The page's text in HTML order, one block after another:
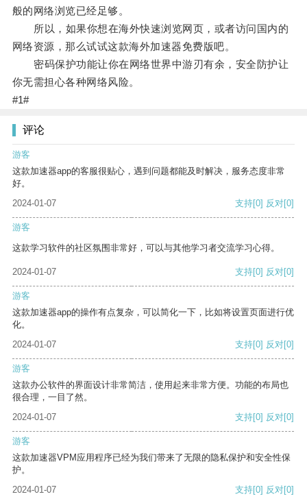
般的网络浏览已经足够。
所以，如果你想在海外快速浏览网页，或者访问国内的
网络资源，那么试试这款海外加速器免费版吧。
密码保护功能让你在网络世界中游刃有余，安全防护让
你无需担心各种网络风险。
#1#
评论
游客
这款加速器app的客服很贴心，遇到问题都能及时解决，服务态度非常
好。
2024-01-07
支持[0] 反对[0]
游客
这款学习软件的社区氛围非常好，可以与其他学习者交流学习心得。
2024-01-07 支持[0] 反对[0]
游客
这款加速器app的操作有点复杂，可以简化一下，比如将设置页面进行优
化。
2024-01-07
支持[0] 反对[0]
游客
这款办公软件的界面设计非常简洁，使用起来非常方便。功能的布局也
很合理，一目了然。
2024-01-07
支持[0] 反对[0]
游客
这款加速器VPM应用程序已经为我们带来了无限的隐私保护和安全性保
护。
2024-01-07
支持[0] 反对[0]